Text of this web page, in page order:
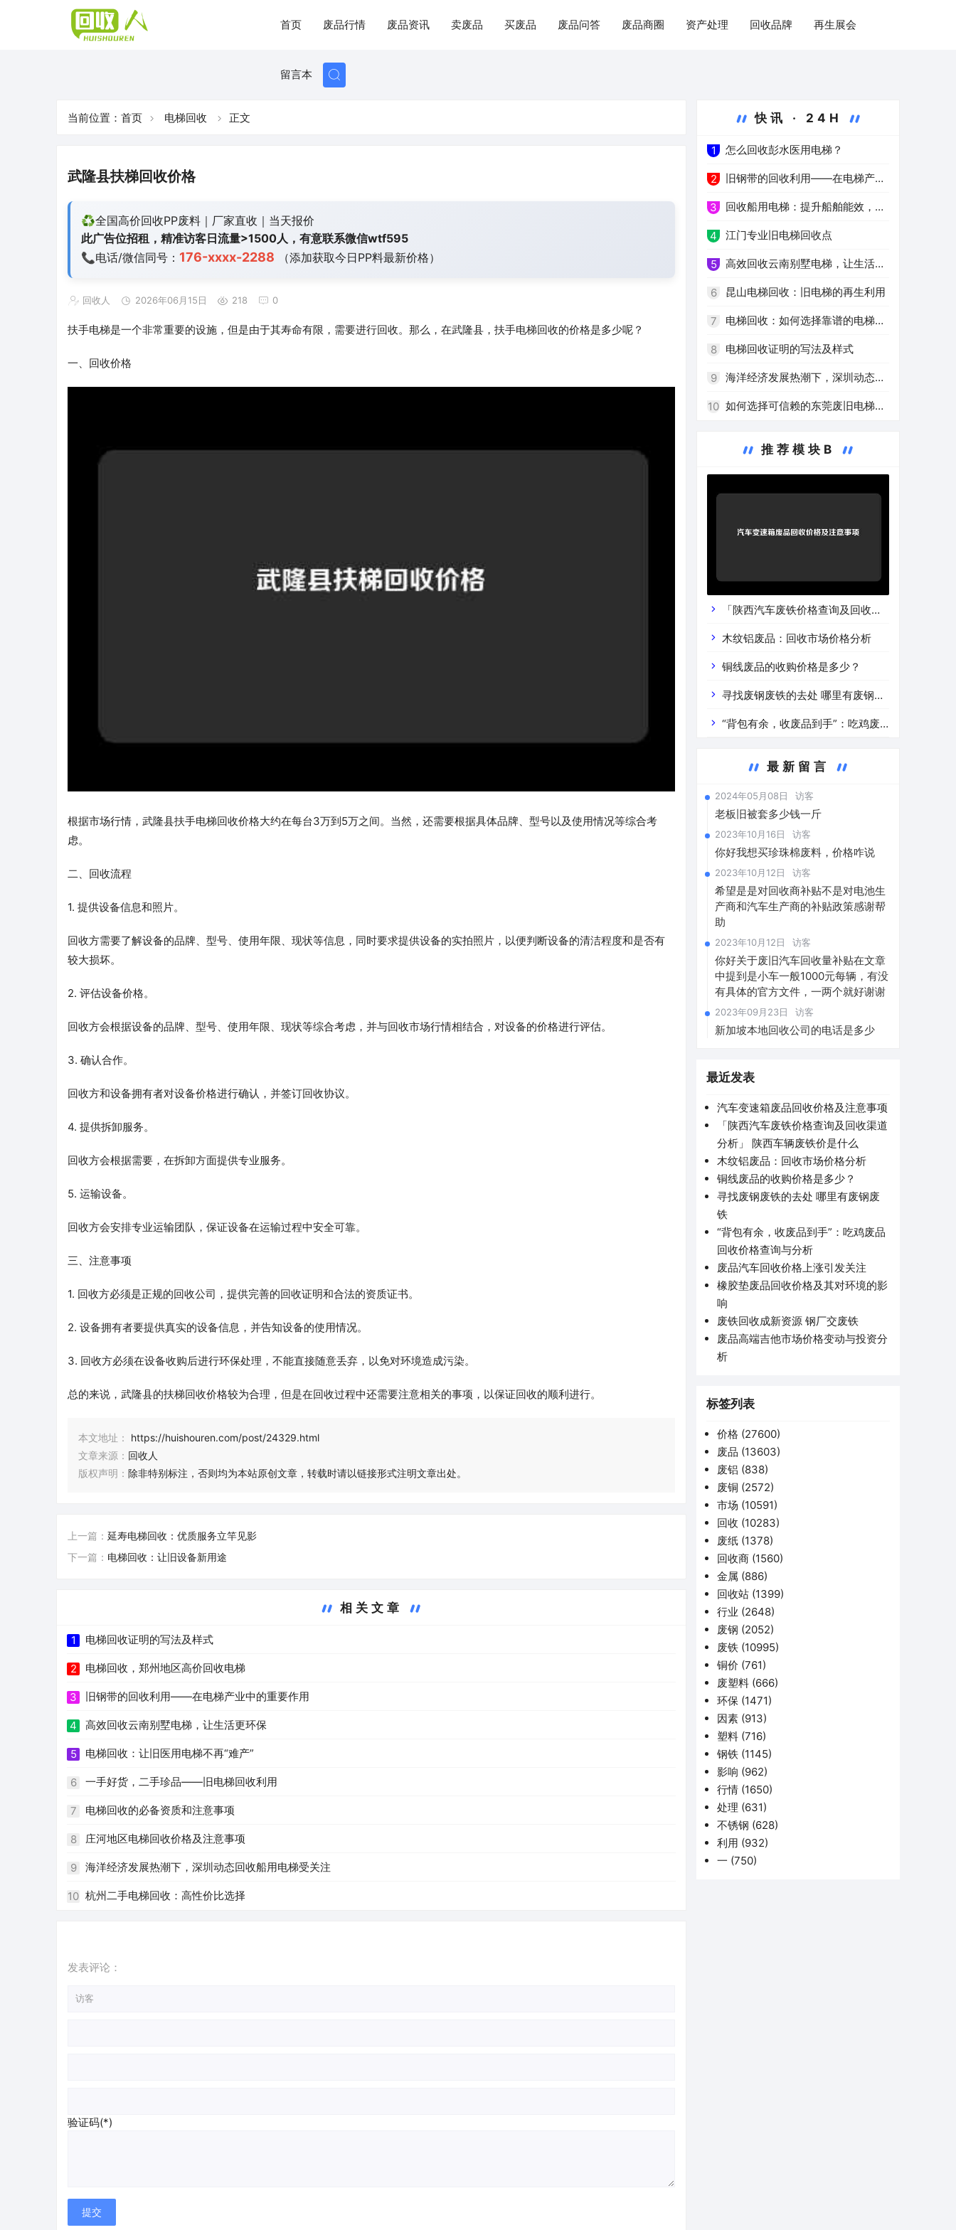
首页 废品行情 废品资讯 卖废品 买废品 废品问答 废品商圈 资产处理 回收品牌 再生展会
留言本
当前位置： 首页 电梯回收 正文
武隆县扶梯回收价格
♻️全国高价回收PP废料｜厂家直收｜当天报价
此广告位招租，精准访客日流量>1500人，有意联系微信wtf595
📞电话/微信同号： 176-xxxx-2288 （添加获取今日PP料最新价格）
回收人 2026年06月15日 218 0
扶手电梯是一个非常重要的设施，但是由于其寿命有限，需要进行回收。那么，在武隆县，扶手电梯回收的价格是多少呢？
一、回收价格
根据市场行情，武隆县扶手电梯回收价格大约在每台3万到5万之间。当然，还需要根据具体品牌、型号以及使用情况等综合考
虑。
二、回收流程
1. 提供设备信息和照片。
回收方需要了解设备的品牌、型号、使用年限、现状等信息，同时要求提供设备的实拍照片，以便判断设备的清洁程度和是否有
较大损坏。
2. 评估设备价格。
回收方会根据设备的品牌、型号、使用年限、现状等综合考虑，并与回收市场行情相结合，对设备的价格进行评估。
3. 确认合作。
回收方和设备拥有者对设备价格进行确认，并签订回收协议。
4. 提供拆卸服务。
回收方会根据需要，在拆卸方面提供专业服务。
5. 运输设备。
回收方会安排专业运输团队，保证设备在运输过程中安全可靠。
三、注意事项
1. 回收方必须是正规的回收公司，提供完善的回收证明和合法的资质证书。
2. 设备拥有者要提供真实的设备信息，并告知设备的使用情况。
3. 回收方必须在设备收购后进行环保处理，不能直接随意丢弃，以免对环境造成污染。
总的来说，武隆县的扶梯回收价格较为合理，但是在回收过程中还需要注意相关的事项，以保证回收的顺利进行。
本文地址：
https://huishouren.com/post/24329.html
文章来源： 回收人
版权声明： 除非特别标注，否则均为本站原创文章，转载时请以链接形式注明文章出处。
上一篇： 延寿电梯回收：优质服务立竿见影
下一篇： 电梯回收：让旧设备新用途
相关文章
1 电梯回收证明的写法及样式
2 电梯回收，郑州地区高价回收电梯
3 旧钢带的回收利用——在电梯产业中的重要作用
4 高效回收云南别墅电梯，让生活更环保
5 电梯回收：让旧医用电梯不再“难产”
6 一手好货，二手珍品——旧电梯回收利用
7 电梯回收的必备资质和注意事项
8 庄河地区电梯回收价格及注意事项
9 海洋经济发展热潮下，深圳动态回收船用电梯受关注
10 杭州二手电梯回收：高性价比选择
发表评论：
验证码(*)
快讯 · 24H
1 怎么回收彭水医用电梯？
2 旧钢带的回收利用——在电梯产业
中的重要作用
3 回收船用电梯：提升船舶能效，减
少能源消耗
4 江门专业旧电梯回收点
5 高效回收云南别墅电梯，让生活更
环保
6 昆山电梯回收：旧电梯的再生利用
7 电梯回收：如何选择靠谱的电梯回
收公司
8 电梯回收证明的写法及样式
9 海洋经济发展热潮下，深圳动态回
收船用电梯受关注
10 如何选择可信赖的东莞废旧电梯回
推荐模块B
「陕西汽车废铁价格查询及回收渠
道分析」 陕西车辆废铁价是什么
木纹铝废品：回收市场价格分析
铜线废品的收购价格是多少？
寻找废钢废铁的去处 哪里有废钢废
铁 “背包有余，收废品到手”：吃鸡废
最新留言
2024年05月08日 访客
老板旧被套多少钱一斤
2023年10月16日 访客
你好我想买珍珠棉废料，价格咋说
2023年10月12日 访客
希望是是对回收商补贴不是对电池生
产商和汽车生产商的补贴政策感谢帮
助
2023年10月12日 访客
你好关于废旧汽车回收量补贴在文章
中提到是小车一般1000元每辆，有没
有具体的官方文件，一两个就好谢谢
2023年09月23日 访客
新加坡本地回收公司的电话是多少
最近发表
汽车变速箱废品回收价格及注意事项
「陕西汽车废铁价格查询及回收渠道
分析」 陕西车辆废铁价是什么
木纹铝废品：回收市场价格分析
铜线废品的收购价格是多少？
寻找废钢废铁的去处 哪里有废钢废
铁
“背包有余，收废品到手”：吃鸡废品
回收价格查询与分析
废品汽车回收价格上涨引发关注
橡胶垫废品回收价格及其对环境的影
响
废铁回收成新资源 钢厂交废铁
废品高端吉他市场价格变动与投资分
析
标签列表
价格 (27600)
废品 (13603)
废铝 (838)
废铜 (2572)
市场 (10591)
回收 (10283)
废纸 (1378)
回收商 (1560)
金属 (886)
回收站 (1399)
行业 (2648)
废钢 (2052)
废铁 (10995)
铜价 (761)
废塑料 (666)
环保 (1471)
因素 (913)
塑料 (716)
钢铁 (1145)
影响 (962)
行情 (1650)
处理 (631)
不锈钢 (628)
利用 (932)
一 (750)